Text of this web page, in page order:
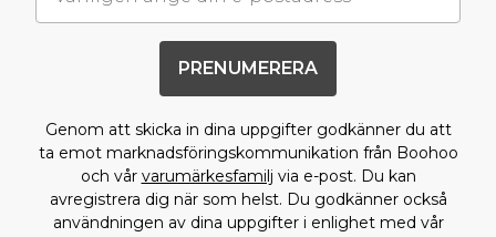
PRENUMERERA
Genom att skicka in dina uppgifter godkänner du att
ta emot marknadsföringskommunikation från Boohoo
och vår varumärkesfamilj via e-post. Du kan
avregistrera dig när som helst. Du godkänner också
användningen av dina uppgifter i enlighet med vår